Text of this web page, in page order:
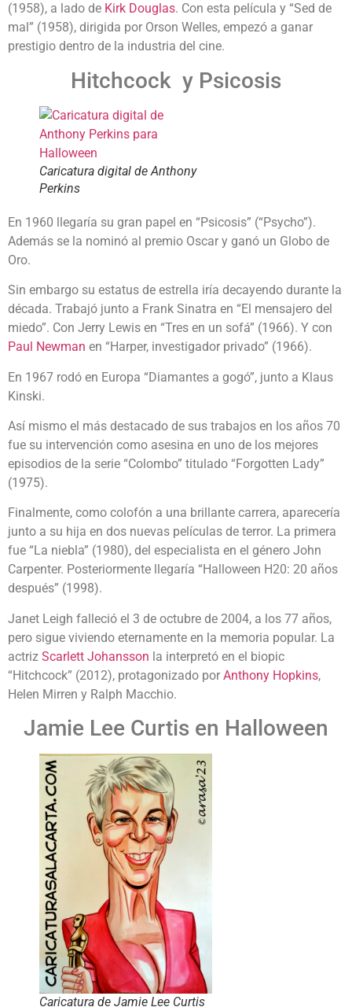
(1958), a lado de Kirk Douglas. Con esta película y “Sed de
mal” (1958), dirigida por Orson Welles, empezó a ganar
prestigio dentro de la industria del cine.
Hitchcock y Psicosis
Caricatura digital de Anthony
Perkins
En 1960 llegaría su gran papel en “Psicosis” (“Psycho”).
Además se la nominó al premio Oscar y ganó un Globo de
Oro.
Sin embargo su estatus de estrella iría decayendo durante la
década. Trabajó junto a Frank Sinatra en “El mensajero del
miedo”. Con Jerry Lewis en “Tres en un sofá” (1966). Y con
Paul Newman en “Harper, investigador privado” (1966).
En 1967 rodó en Europa “Diamantes a gogó”, junto a Klaus
Kinski.
Así mismo el más destacado de sus trabajos en los años 70
fue su intervención como asesina en uno de los mejores
episodios de la serie “Colombo” titulado “Forgotten Lady”
(1975).
Finalmente, como colofón a una brillante carrera, aparecería
junto a su hija en dos nuevas películas de terror. La primera
fue “La niebla” (1980), del especialista en el género John
Carpenter. Posteriormente llegaría “Halloween H20: 20 años
después” (1998).
Janet Leigh falleció el 3 de octubre de 2004, a los 77 años,
pero sigue viviendo eternamente en la memoria popular. La
actriz Scarlett Johansson la interpretó en el biopic
“Hitchcock” (2012), protagonizado por Anthony Hopkins,
Helen Mirren y Ralph Macchio.
Jamie Lee Curtis en Halloween
Caricatura de Jamie Lee Curtis